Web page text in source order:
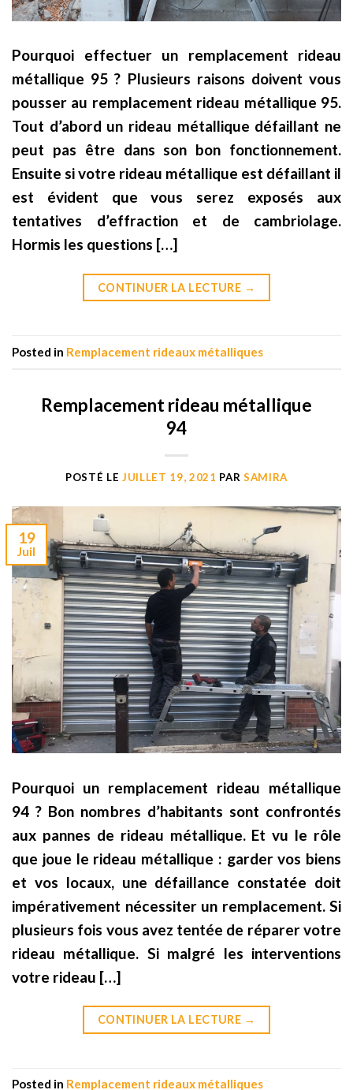
Pourquoi effectuer un remplacement rideau
métallique 95 ? Plusieurs raisons doivent vous
pousser au remplacement rideau métallique 95.
Tout d’abord un rideau métallique défaillant ne
peut pas être dans son bon fonctionnement.
Ensuite si votre rideau métallique est défaillant il
est évident que vous serez exposés aux
tentatives d’effraction et de cambriolage.
Hormis les questions […]
CONTINUER LA LECTURE →
Posted in Remplacement rideaux métalliques
Remplacement rideau métallique
94
POSTÉ LE JUILLET 19, 2021 PAR SAMIRA
19
Juil
Pourquoi un remplacement rideau métallique
94 ? Bon nombres d’habitants sont confrontés
aux pannes de rideau métallique. Et vu le rôle
que joue le rideau métallique : garder vos biens
et vos locaux, une défaillance constatée doit
impérativement nécessiter un remplacement. Si
plusieurs fois vous avez tentée de réparer votre
rideau métallique. Si malgré les interventions
votre rideau […]
CONTINUER LA LECTURE →
Posted in Remplacement rideaux métalliques